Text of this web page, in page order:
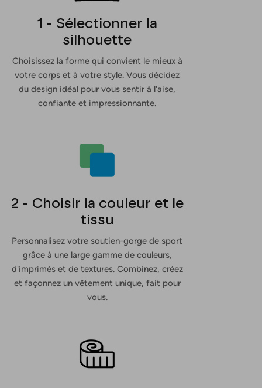
1 - Sélectionner la
silhouette
Choisissez la forme qui convient le mieux à
votre corps et à votre style. Vous décidez
du design idéal pour vous sentir à l'aise,
confiante et impressionnante.
2 - Choisir la couleur et le
tissu
Personnalisez votre soutien-gorge de sport
grâce à une large gamme de couleurs,
d'imprimés et de textures. Combinez, créez
et façonnez un vêtement unique, fait pour
vous.